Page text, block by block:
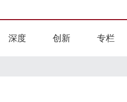
深度 创新 专栏